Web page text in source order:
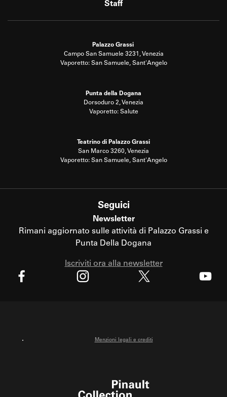
Staff
Palazzo Grassi
Campo San Samuele 3231, Venezia
Vaporetto: San Samuele, Sant'Angelo
Punta della Dogana
Dorsoduro 2, Venezia
Vaporetto: Salute
Teatrino di Palazzo Grassi
San Marco 3260, Venezia
Vaporetto: San Samuele, Sant'Angelo
Seguici
Newsletter
Rimani aggiornato sulle attività di Palazzo Grassi e
Punta Della Dogana
Iscriviti ora alla newsletter
Menzioni legali e crediti